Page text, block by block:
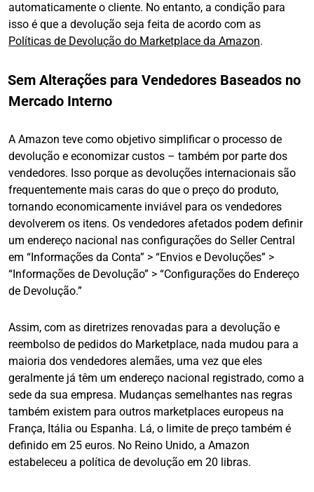
automaticamente o cliente. No entanto, a condição para
isso é que a devolução seja feita de acordo com as
Políticas de Devolução do Marketplace da Amazon.
Sem Alterações para Vendedores Baseados no
Mercado Interno
A Amazon teve como objetivo simplificar o processo de
devolução e economizar custos – também por parte dos
vendedores. Isso porque as devoluções internacionais são
frequentemente mais caras do que o preço do produto,
tornando economicamente inviável para os vendedores
devolverem os itens. Os vendedores afetados podem definir
um endereço nacional nas configurações do Seller Central
em “Informações da Conta” > “Envios e Devoluções” >
“Informações de Devolução” > “Configurações do Endereço
de Devolução.”
Assim, com as diretrizes renovadas para a devolução e
reembolso de pedidos do Marketplace, nada mudou para a
maioria dos vendedores alemães, uma vez que eles
geralmente já têm um endereço nacional registrado, como a
sede da sua empresa. Mudanças semelhantes nas regras
também existem para outros marketplaces europeus na
França, Itália ou Espanha. Lá, o limite de preço também é
definido em 25 euros. No Reino Unido, a Amazon
estabeleceu a política de devolução em 20 libras.